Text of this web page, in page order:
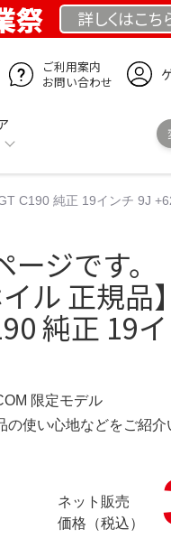
祭 詳しくはこち
ご利用案内
お問い合わせ
C190 純正 19インチ 9J
ージです
ル 正規品
純正 19
限定モデル
の使い心地などをご紹介
ネット販売
価格（税込）